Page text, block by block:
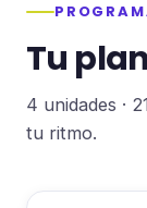
Tu plan
4 unidades ·
tu ritmo.